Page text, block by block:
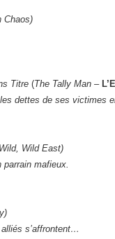
Chaos)
Titre (The Tally Man –
dettes de ses victimes
Wild East)
parrain mafieux.
s’affrontent…